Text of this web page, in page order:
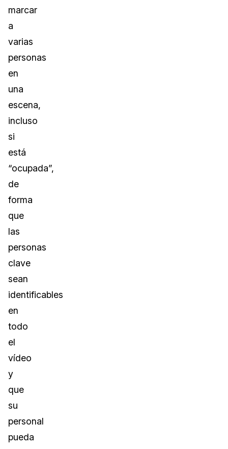
marcar
a
varias
personas
en
una
escena,
incluso
si
está
“ocupada”,
de
forma
que
las
personas
clave
sean
identificables
en
todo
el
vídeo
y
que
su
personal
pueda